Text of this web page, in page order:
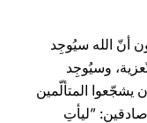
أنّ الله سيُوجِد
وسيُوجِد
يشجّعوا المتألّمين
”ليأتِ